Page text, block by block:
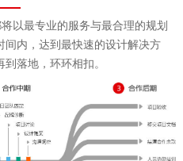
以最专业的服务与最合理的规划
间内，达到最快速的设计解决方
落地，环环相扣。